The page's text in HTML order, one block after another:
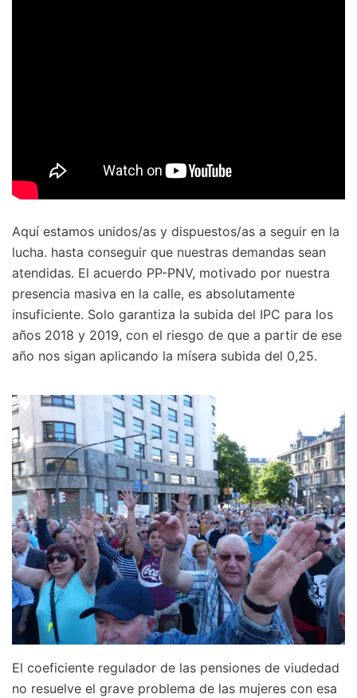
Aquí estamos unidos/as y dispuestos/as a seguir en la
lucha. hasta conseguir que nuestras demandas sean
atendidas. El acuerdo PP-PNV, motivado por nuestra
presencia masiva en la calle, es absolutamente
insuficiente. Solo garantiza la subida del IPC para los
años 2018 y 2019, con el riesgo de que a partir de ese
año nos sigan aplicando la mísera subida del 0,25.
El coeficiente regulador de las pensiones de viudedad
no resuelve el grave problema de las mujeres con esa